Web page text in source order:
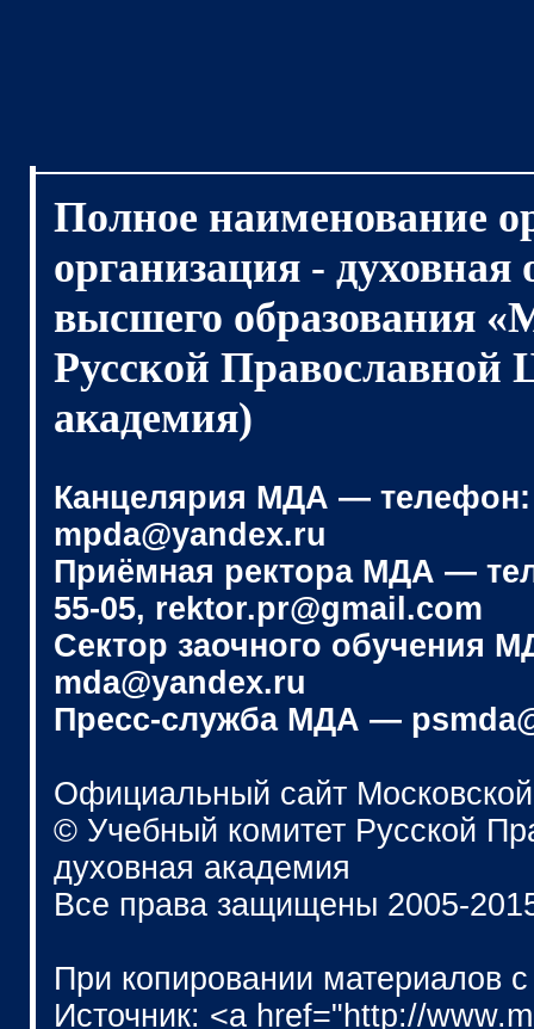
Полное наименование
организация - духовная
высшего образования
Русской Православной
академия)
Канцелярия МДА — телефон:
mpda@yandex.ru
Приёмная ректора МДА —
55-05, rektor.pr@gmail.com
Сектор заочного обучения
mda@yandex.ru
Пресс-служба МДА —
Официальный сайт
© Учебный комитет Русской
духовная академия
Все права защищены 2005-
При копировании материалов
Источник: <a href="http://